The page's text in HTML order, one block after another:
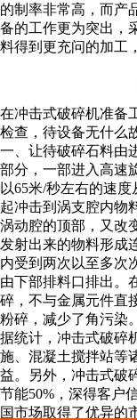
的制率非常高，而产
备的工作更为突出，
料得到更充问的加
在冲击式破碎机准备
检查，待设备无什么
一、让待破碎石料由
部分，一部进入高速
以65米/秒左右的速
起冲击到涡支腔内物
涡动腔的顶部，又改
发射出来的物料形成
内受到两次以至多次
由下部排料口排出。
碎，不与金属元件直
粉碎，减少了角污染。
据统计，冲击式破碎
施、混凝土搅拌站等
益。另外，冲击式破
节能50%，深得客户
国市场取得了优异的